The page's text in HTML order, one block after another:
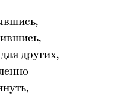
других,